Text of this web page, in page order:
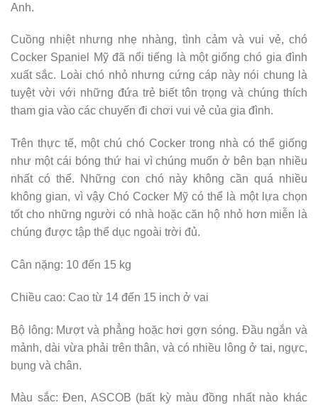
Anh.
Cuồng nhiệt nhưng nhẹ nhàng, tình cảm và vui vẻ, chó
Cocker Spaniel Mỹ đã nổi tiếng là một giống chó gia đình
xuất sắc. Loài chó nhỏ nhưng cứng cáp này nói chung là
tuyệt vời với những đứa trẻ biết tôn trọng và chúng thích
tham gia vào các chuyến đi chơi vui vẻ của gia đình.
Trên thực tế, một chú chó Cocker trong nhà có thể giống
như một cái bóng thứ hai vì chúng muốn ở bên bạn nhiều
nhất có thể. Những con chó này không cần quá nhiều
không gian, vì vậy Chó Cocker Mỹ có thể là một lựa chọn
tốt cho những người có nhà hoặc căn hộ nhỏ hơn miễn là
chúng được tập thể dục ngoài trời đủ.
Cân nặng: 10 đến 15 kg
Chiều cao: Cao từ 14 đến 15 inch ở vai
Bộ lông: Mượt và phẳng hoặc hơi gợn sóng. Đầu ngắn và
mảnh, dài vừa phải trên thân, và có nhiều lông ở tai, ngực,
bụng và chân.
Màu sắc: Đen, ASCOB (bất kỳ màu đồng nhất nào khác